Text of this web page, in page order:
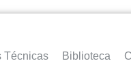
Técnicas Biblioteca